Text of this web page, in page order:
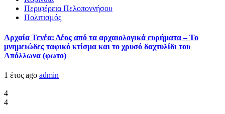
Περιφέρεια Πελοποννήσου
Πολιτισμός
Αρχαία Τενέα: Δέος από τα αρχαιολογικά ευρήματα – Το
μνημειώδες ταφικό κτίσμα και το χρυσό δαχτυλίδι του
Απόλλωνα (φωτο)
1 έτος ago admin
4
4